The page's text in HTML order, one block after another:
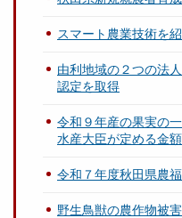
スマート農業技術を
由利地域の２つの法
認定を取得
令和９年産の果実の
水産大臣が定める金
令和７年度秋田県農
野生鳥獣の農作物被